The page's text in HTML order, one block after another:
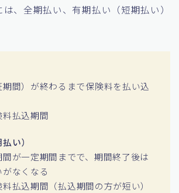
、全期払い、有期払い（短期払い）
間）が終わるまで保険料を払い込
料払込期間
い）
が一定期間までで、期間終了後は
なくなる
料払込期間（払込期間の方が短い）